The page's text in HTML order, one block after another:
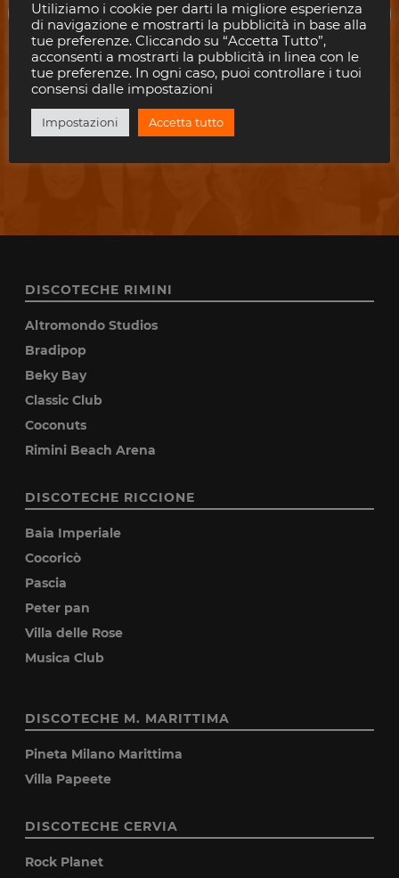
ISCRIVITI
Consenti a Riviera Disco di salvare la tua email.
DISCOTECHE RIMINI
Altromondo Studios
Bradipop
Beky Bay
Classic Club
Coconuts
Rimini Beach Arena
DISCOTECHE RICCIONE
Baia Imperiale
Cocoricò
Pascia
Peter pan
Villa delle Rose
Musica Club
DISCOTECHE M. MARITTIMA
Pineta Milano Marittima
Villa Papeete
DISCOTECHE CERVIA
Rock Planet
Utiliziamo i cookie per darti la migliore esperienza
di navigazione e mostrarti la pubblicità in base alla
tue preferenze. Cliccando su “Accetta Tutto”,
acconsenti a mostrarti la pubblicità in linea con le
tue preferenze. In ogni caso, puoi controllare i tuoi
consensi dalle impostazioni
Impostazioni Accetta tutto